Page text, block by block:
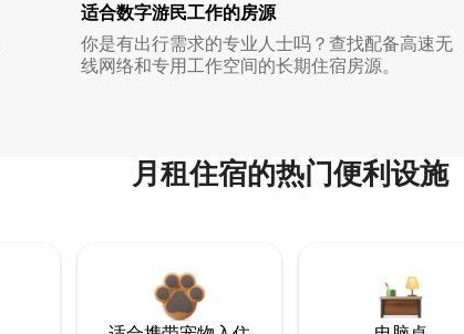
适合数字游民工作的房源
你是有出行需求的专业人士吗？查找配备高速无
线网络和专用工作空间的长期住宿房源。
月租住宿的热门便利设施